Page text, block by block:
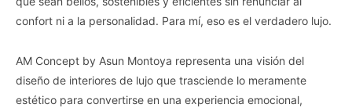
confort ni a la personalidad. Para mí, eso es el verdadero lujo.
AM Concept by Asun Montoya representa una visión del
diseño de interiores de lujo que trasciende lo meramente
estético para convertirse en una experiencia emocional,